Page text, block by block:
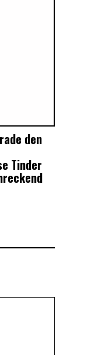
den
Tinder